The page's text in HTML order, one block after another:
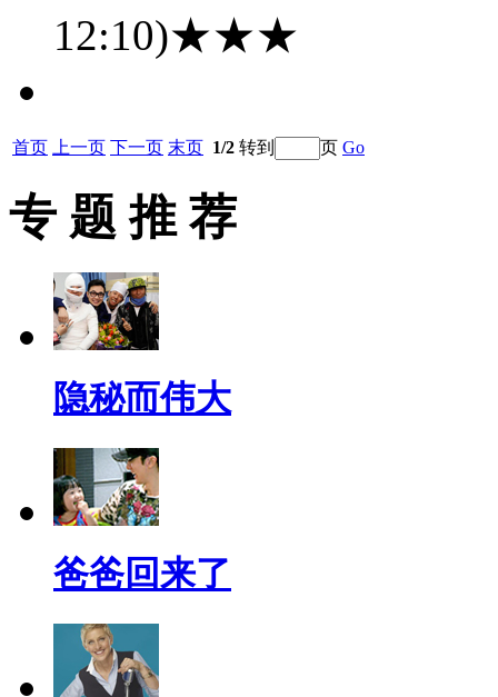
12:10)★★★
首页 上一页 下一页 末页 1/2 转到 页 Go
专 题 推 荐
隐秘而伟大
爸爸回来了